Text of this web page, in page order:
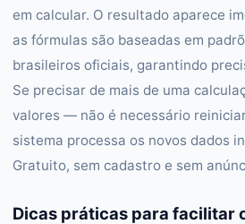
em calcular. O resultado aparece
as fórmulas são baseadas em
brasileiros oficiais, garantindo
Se precisar de mais de uma
valores — não é necessário
sistema processa os novos dados
Gratuito, sem cadastro e sem
Dicas práticas para facilitar